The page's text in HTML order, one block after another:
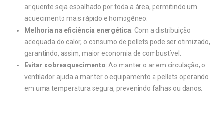
ar quente seja espalhado por toda a área, permitindo um
aquecimento mais rápido e homogêneo.
Melhoria na eficiência energética: Com a distribuição
adequada do calor, o consumo de pellets pode ser otimizado,
garantindo, assim, maior economia de combustível.
Evitar sobreaquecimento: Ao manter o ar em circulação, o
ventilador ajuda a manter o equipamento a pellets operando
em uma temperatura segura, prevenindo falhas ou danos.